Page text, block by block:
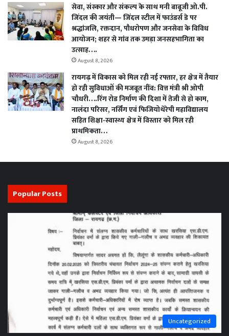
सेवा, संस्कार और संकल्प के साथ मनी बाबूजी ओ.पी.
जिंदल की जयंती— जिंदल स्टील में फाउंडर्स डे पर
श्रद्धांजलि, रक्तदान, पौधरोपण और जनसेवा के विविध
आयोजन; शहर से गांव तक उमड़ा जनसहभागिता का
उत्साह….
August 8, 2026
रायगढ़ में विकास को मिल रही नई रफ्तार, हर क्षेत्र में तैयार
हो रही सुविधाओं की मजबूत नींव: वित्त मंत्री श्री ओपी
चौधरी….रिंग रोड निर्माण की दिशा में तेजी से हो काम,
नालंदा परिसर, नर्सिंग एवं फिजियोथेरेपी महाविद्यालय
सहित शिक्षा-स्वास्थ्य क्षेत्र में विस्तार को मिल रही
प्राथमिकता…
August 8, 2026
Popular Posts
Uncategorized